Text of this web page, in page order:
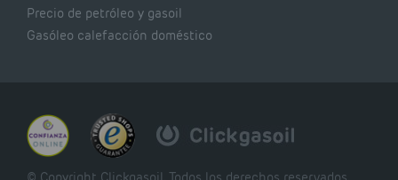
Precio de petróleo y gasoil
Gasóleo calefacción doméstico